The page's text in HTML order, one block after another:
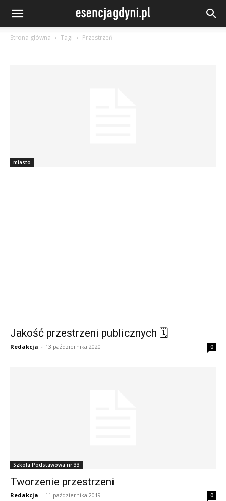
Strona główna Tagi Przestrzeń
miasto
Jakość przestrzeni publicznych 🗓
Redakcja - 13 października 2020 0
Szkoła Podstawowa nr 33
Tworzenie przestrzeni
Redakcja - 11 października 2019 0